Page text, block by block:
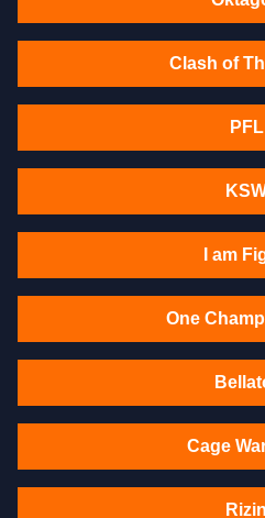
Clash of
PFL
I am
One
Cage
Rizin